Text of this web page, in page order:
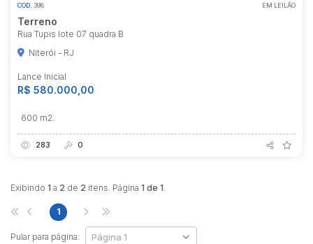
COD. 398 EM LEILÃO
Terreno
Rua Tupis lote 07 quadra B
Niterói - RJ
Lance Inicial
R$ 580.000,00
600 m2.
283 0
Exibindo 1 a 2 de 2 itens. Página 1 de 1
Pular para página:
1